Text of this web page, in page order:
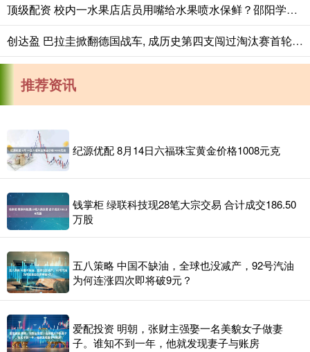
顶级配资 校内一水果店店员用嘴给水果喷水保鲜？邵阳学院：暂停一切经营活动
创达盈 巴拉圭掀翻德国战车, 成历史第四支闯过淘汰赛首轮的小组第三
推荐资讯
纪源优配 8月14日六福珠宝黄金价格1008元克
钱掌柜 绿联科技现28笔大宗交易 合计成交186.50
万股
五八策略 中国不缺油，全球也没减产，92号汽油
为何连涨四次即将破9元？
爱配投资 明朝，张财主强娶一名美貌女子做妻
子。谁知不到一年，他就发现妻子与账房